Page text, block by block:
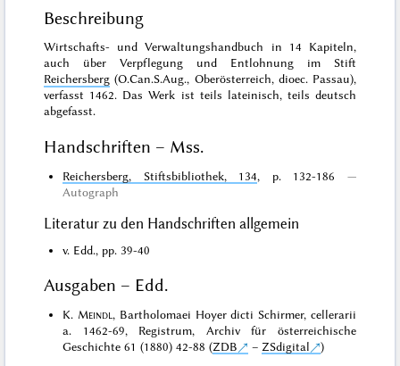
Beschreibung
Wirtschafts- und Verwaltungshandbuch in 14 Kapiteln,
auch über Verpflegung und Entlohnung im Stift
Reichersberg (O.Can.S.Aug., Oberösterreich, dioec. Passau),
verfasst 1462. Das Werk ist teils lateinisch, teils deutsch
abgefasst.
Handschriften – Mss.
Reichersberg, Stiftsbibliothek, 134, p. 132-186
Autograph
Literatur zu den Handschriften allgemein
v. Edd., pp. 39-40
Ausgaben – Edd.
K. Meindl , Bartholomaei Hoyer dicti Schirmer, cellerarii
a. 1462-69, Registrum, Archiv für österreichische
Geschichte 61 (1880) 42-88 (ZDB – ZSdigital )